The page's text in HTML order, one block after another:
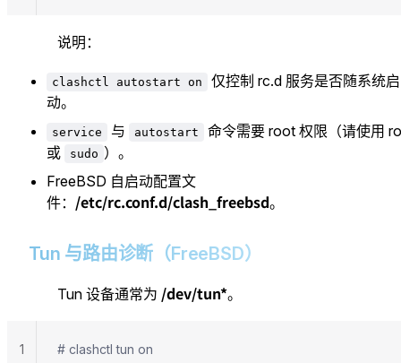
说明：
clashctl autostart on
仅控制 rc.d 服务是否随系统启
动。
service 与 autostart
命令需要 root 权限（请使用
或
sudo ）。
FreeBSD 自启动配置文
件： /etc/rc.conf.d/clash_freebsd。
Tun 与路由诊断（FreeBSD）
Tun 设备通常为 /dev/tun*。
# clashctl tun on
1